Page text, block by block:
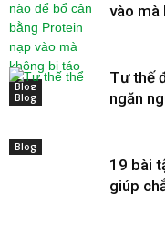
Blog
vào mà
Blog
Tư thế
ngăn
Blog
19 bài
giúp